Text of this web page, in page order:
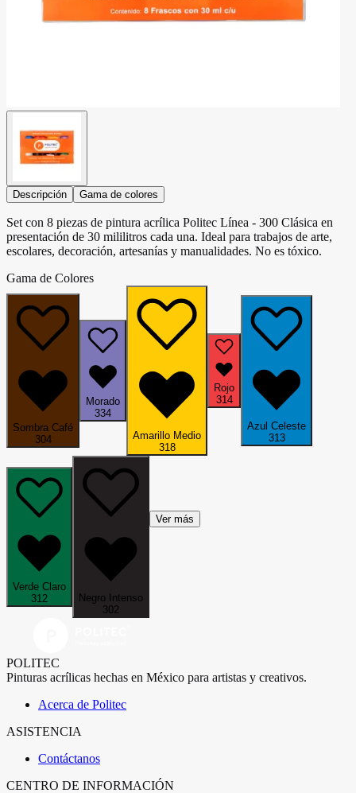
Descripción Gama de colores
Set con 8 piezas de pintura acrílica Politec Línea - 300 Clásica en
presentación de 30 mililitros cada una. Ideal para trabajos de arte,
escolares, decoración, artesanías y manualidades. No es tóxico.
Gama de Colores
Sombra Café
304
Morado
334
Amarillo Medio
318
Rojo
314
Azul Celeste
313
Verde Claro
312
Negro Intenso
302
Ver más
POLITEC
Pinturas acrílicas hechas en México para artistas y creativos.
Acerca de Politec
ASISTENCIA
Contáctanos
CENTRO DE INFORMACIÓN